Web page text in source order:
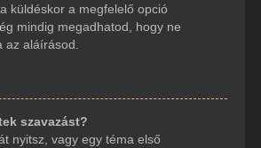
küldéskor a megfelelő opció
mindig megadhatod, hogy ne
az aláírásod.
szavazást?
nyitsz, vagy egy téma első